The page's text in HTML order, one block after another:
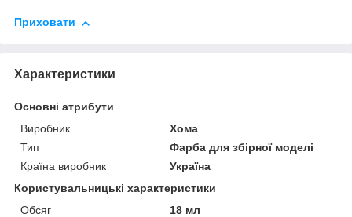
Приховати
Характеристики
Основні атрибути
Виробник
Хома
Тип
Фарба для збірної моделі
Країна виробник
Україна
Користувальницькі характеристики
Обсяг
18 мл